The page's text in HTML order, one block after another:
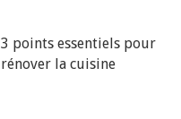
3 points essentiels pour
rénover la cuisine